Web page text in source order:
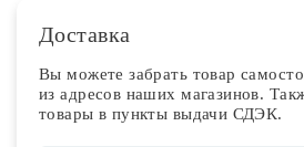
Доставка
Вы можете забрать товар
из адресов наших магазинов.
товары в пункты выдачи СДЭК.